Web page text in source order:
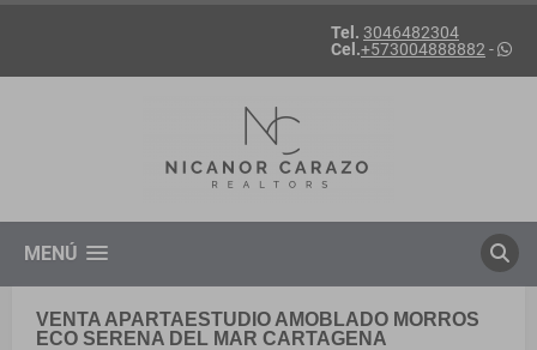
Tel. 3046482304
Cel.+573004888882 -
MENÚ
VENTA APARTAESTUDIO AMOBLADO MORROS
ECO SERENA DEL MAR CARTAGENA